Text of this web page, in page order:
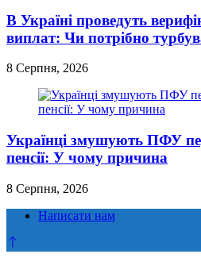
В Україні проведуть
виплат: Чи потрібно
8 Серпня, 2026
Українці змушують ПФУ
пенсії: У чому причина
8 Серпня, 2026
Написати нам
Прокрутка
до